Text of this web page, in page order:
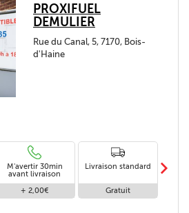
PROXIFUEL
DEMULIER
Rue du Canal, 5, 7170, Bois-
d'Haine
M'avertir 30min
avant livraison
+ 2,00€
Livraison standard
Gratuit
m